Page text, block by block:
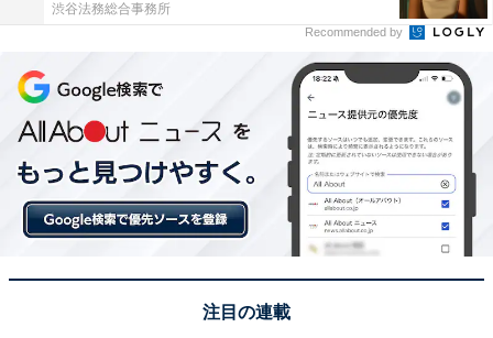
この記事の執筆者： 坂上 恵
All About ニュースの編集者。オールアバウトに入社後、SNSトレン
ドにフォーカスした記事執筆やSEOライティングの経験を経て、の
ちにAll About ニュースチームのメンバーに加入。現在は旅行・カル
チャー・エンタメなどを中心に企画編集を担当。東京都出身。居酒
屋巡りとスポーツ観戦が生きがい。
...続きを読む
次ページ 6位までのランキング結果を見る
渋谷法務総合事務所
Recommended by
注目の連載